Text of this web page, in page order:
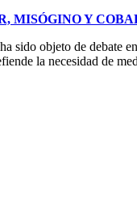
MISÓGINO Y
objeto de debate
la necesidad de